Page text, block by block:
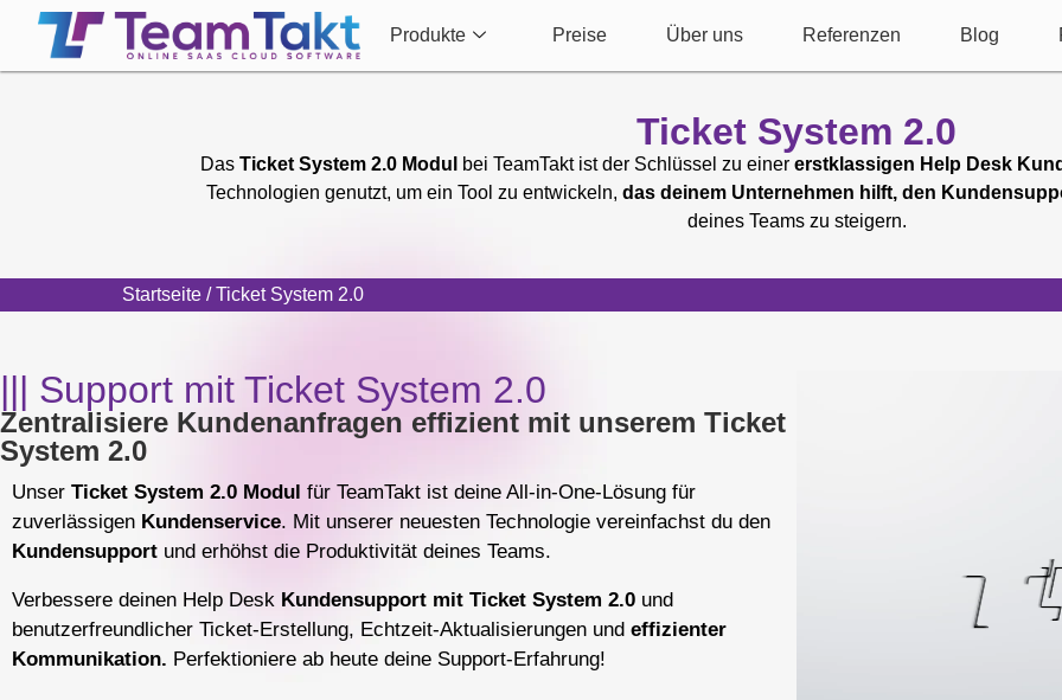
Produkte Preise Über uns Referenzen Blog
Ticket System 2.0
Das Ticket System 2.0 Modul bei TeamTakt ist der Schlüssel zu einer erstklassigen Help Desk
Technologien genutzt, um ein Tool zu entwickeln, das deinem Unternehmen hilft, den
deines Teams zu steigern.
Startseite / Ticket System 2.0
||| Support mit Ticket System 2.0
Zentralisiere Kundenanfragen effizient mit unserem Ticket
System 2.0
Unser Ticket System 2.0 Modul für TeamTakt ist deine All-in-One-Lösung für
zuverlässigen Kundenservice. Mit unserer neuesten Technologie vereinfachst du den
Kundensupport und erhöhst die Produktivität deines Teams.
Verbessere deinen Help Desk Kundensupport mit Ticket System 2.0 und
benutzerfreundlicher Ticket-Erstellung, Echtzeit-Aktualisierungen und effizienter
Kommunikation. Perfektioniere ab heute deine Support-Erfahrung!